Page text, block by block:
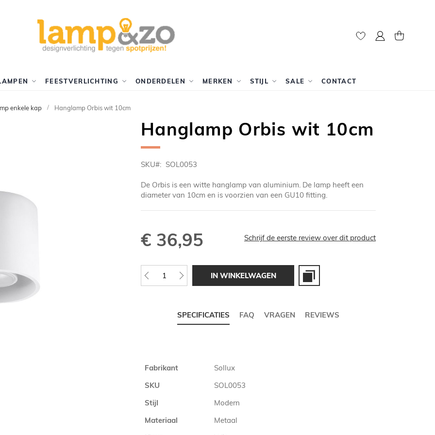
Mijn account
FEESTVERLICHTING ONDERDELEN MERKEN STIJL SALE CONTACT
enkele kap Hanglamp Orbis wit 10cm
Hanglamp Orbis wit 10cm
SKU SOL0053
De Orbis is een witte hanglamp van aluminium. De lamp heeft een
diameter van 10cm en is voorzien van een GU10 fitting.
€ 36,95 Schrijf de eerste review over dit product
IN WINKELWAGEN
SPECIFICATIES FAQ VRAGEN REVIEWS
Meer
Fabrikant
Sollux
SKU
SOL0053
Stijl
Modern
Materiaal
Metaal